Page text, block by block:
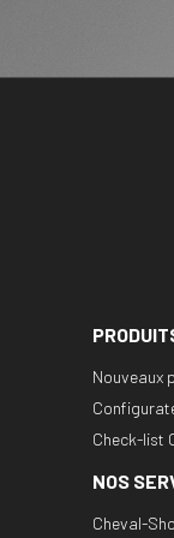
Nouveaux
Check-list
NOS
Cheval-